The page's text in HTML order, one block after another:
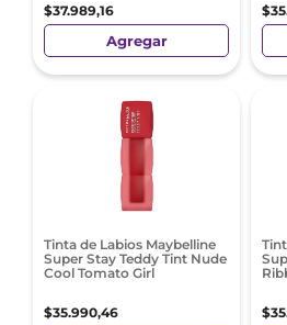
$37.989,16
Agregar
$35
Tinta de Labios Maybelline
Super Stay Teddy Tint Nude
Cool Tomato Girl
$35.990,46 $35